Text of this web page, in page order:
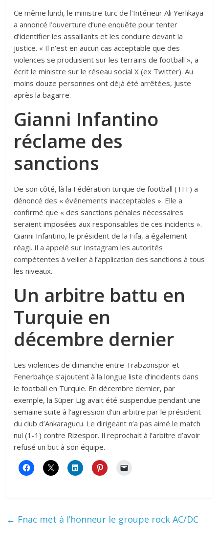
Ce même lundi, le ministre turc de l’Intérieur Ali Yerlikaya
a annoncé l’ouverture d’une enquête pour tenter
d’identifier les assaillants et les conduire devant la
justice. « Il n’est en aucun cas acceptable que des
violences se produisent sur les terrains de football », a
écrit le ministre sur le réseau social X (ex Twitter). Au
moins douze personnes ont déjà été arrêtées, juste
après la bagarre.
Gianni Infantino
réclame des
sanctions
De son côté, là la Fédération turque de football (TFF) a
dénoncé des « événements inacceptables ». Elle a
confirmé que « des sanctions pénales nécessaires
seraient imposées aux responsables de ces incidents ».
Gianni Infantino, le président de la Fifa, a également
réagi. Il a appelé sur Instagram les autorités
compétentes à veiller à l’application des sanctions à tous
les niveaux.
Un arbitre battu en
Turquie en
décembre dernier
Les violences de dimanche entre Trabzonspor et
Fenerbahçe s’ajoutent à la longue liste d’incidents dans
le football en Turquie. En décembre dernier, par
exemple, la Süper Lig avait été suspendue pendant une
semaine suite à l’agression d’un arbitre par le président
du club d’Ankaragucu. Le dirigeant n’a pas aimé le match
nul (1-1) contre Rizespor. Il reprochait à l’arbitre d’avoir
refusé un but à son équipe.
← Fnac met à l’honneur le groupe rock AC/DC